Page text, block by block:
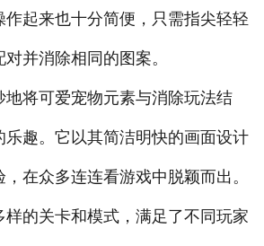
作起来也十分简便，只需指尖轻轻
并消除相同的图案。
将可爱宠物元素与消除玩法结
乐趣。它以其简洁明快的画面设计
在众多连连看游戏中脱颖而出。
样的关卡和模式，满足了不同玩家